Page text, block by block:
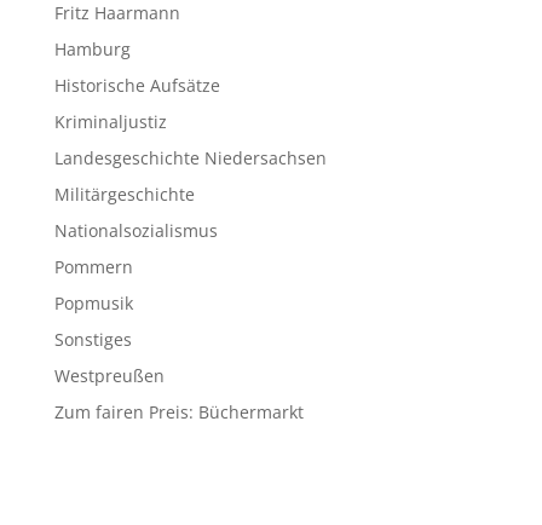
Fritz Haarmann
Hamburg
Historische Aufsätze
Kriminaljustiz
Landesgeschichte Niedersachsen
Militärgeschichte
Nationalsozialismus
Pommern
Popmusik
Sonstiges
Westpreußen
Zum fairen Preis: Büchermarkt